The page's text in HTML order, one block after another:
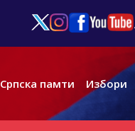
Српска памти Избори